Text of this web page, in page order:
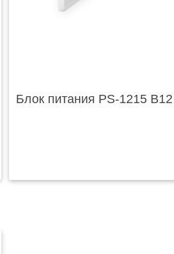
Блок питания PS-1215 B12